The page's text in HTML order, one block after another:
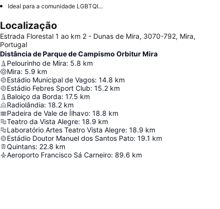
Ideal para a comunidade LGBTQIA+
Localização
Estrada Florestal 1 ao km 2 - Dunas de Mira, 3070-792, Mira,
Portugal
Distância de Parque de Campismo Orbitur Mira
Pelourinho de Mira: 5.8 km
Mira: 5.9 km
Estádio Municipal de Vagos: 14.8 km
Estádio Febres Sport Club: 15.2 km
Baloiço da Borda: 17.5 km
Radiolândia: 18.2 km
Padeira de Vale de Ílhavo: 18.8 km
Teatro da Vista Alegre: 18.9 km
Laboratório Artes Teatro Vista Alegre: 18.9 km
Estádio Doutor Manuel dos Santos Pato: 19.1 km
Quintans: 22.8 km
Aeroporto Francisco Sá Carneiro: 89.6 km